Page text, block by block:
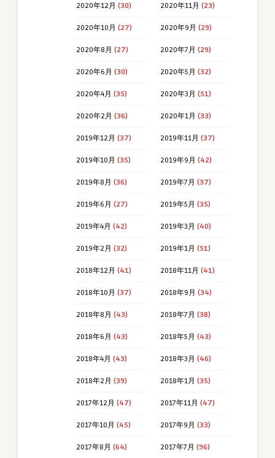
2020年12月 (30) 2020年11月 (23)
2020年10月 (27) 2020年9月 (29)
2020年8月 (27) 2020年7月 (29)
2020年6月 (30) 2020年5月 (32)
2020年4月 (35) 2020年3月 (51)
2020年2月 (36) 2020年1月 (33)
2019年12月 (37) 2019年11月 (37)
2019年10月 (35) 2019年9月 (42)
2019年8月 (36) 2019年7月 (37)
2019年6月 (27) 2019年5月 (35)
2019年4月 (42) 2019年3月 (40)
2019年2月 (32) 2019年1月 (51)
2018年12月 (41) 2018年11月 (41)
2018年10月 (37) 2018年9月 (34)
2018年8月 (43) 2018年7月 (38)
2018年6月 (43) 2018年5月 (43)
2018年4月 (43) 2018年3月 (46)
2018年2月 (39) 2018年1月 (35)
2017年12月 (47) 2017年11月 (47)
2017年10月 (45) 2017年9月 (33)
2017年8月 (64) 2017年7月 (96)